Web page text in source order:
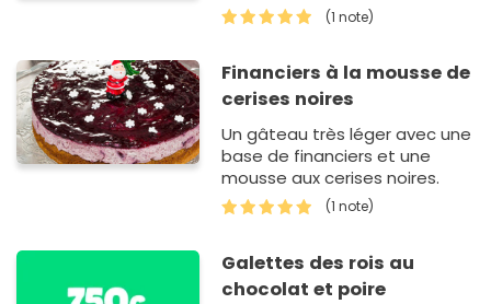
(1 note)
Financiers à la mousse de
cerises noires
Un gâteau très léger avec une
base de financiers et une
mousse aux cerises noires.
(1 note)
Galettes des rois au
chocolat et poire